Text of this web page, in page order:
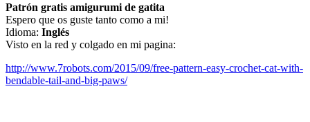
Patrón gratis amigurumi de gatita
Espero que os guste tanto como a mi!
Idioma: Inglés
Visto en la red y colgado en mi pagina:
http://www.7robots.com/2015/09/free-pattern-easy-crochet-cat-with-
bendable-tail-and-big-paws/